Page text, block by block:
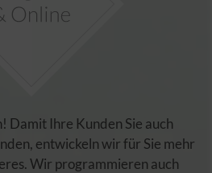
Damit Ihre Kunden Sie auch
entwickeln wir für Sie mehr
Wir programmieren auch